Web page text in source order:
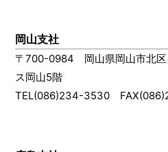
岡山支社
〒700-0984 岡山県岡山市北区
ス岡山5階
TEL(086)234-3530